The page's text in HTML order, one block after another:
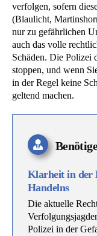
verfolgen, sofern
(Blaulicht,
nur zu gefährlichen
auch das volle
Schäden. Die Polizei
stoppen, und wenn
in der Regel keine
geltend machen.
Klarheit in der
Handelns
Die aktuelle
Polizei in der